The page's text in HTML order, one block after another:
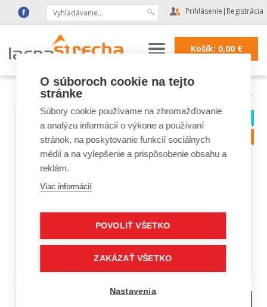
Prihlásenie | Registrácia
Košík: 0,00€
Strešné doplnky a fólie
O súboroch cookie na tejto
stránke
Súbory cookie používame na zhromažďovanie
a analýzu informácií o výkone a používaní
stránok, na poskytovanie funkcií sociálnych
médií a na vylepšenie a prispôsobenie obsahu a
reklám.
Viac informácií
POVOLIŤ VŠETKO
ZAKÁZAŤ VŠETKO
Nastavenia